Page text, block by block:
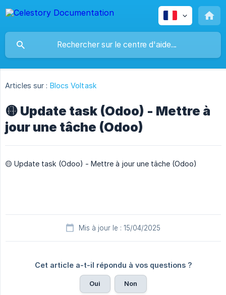
Articles sur : Blocs Voltask
🟡 Update task (Odoo) - Mettre à
jour une tâche (Odoo)
🟡 Update task (Odoo) - Mettre à jour une tâche (Odoo)
Mis à jour le : 15/04/2025
Cet article a-t-il répondu à vos questions ?
Oui Non